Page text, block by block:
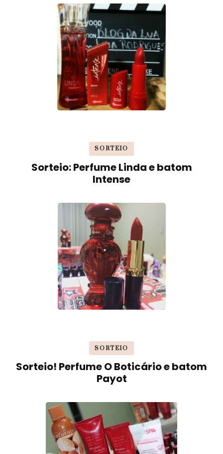
SORTEIO
Sorteio: Perfume Linda e batom
Intense
SORTEIO
Sorteio! Perfume O Boticário e batom
Payot